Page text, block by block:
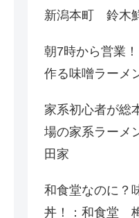
新潟本町 鈴木
朝7時から営業
作る味噌ラーメ
家系初心者が総
場の家系ラーメ
田家
和食堂なのに？
丼！：和食堂